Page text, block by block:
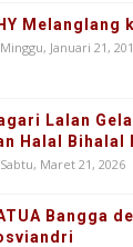
Melanglang
Minggu, Januari 21,
Lalan
Halal Bihalal
Sabtu, Maret 21, 2026
Bangga